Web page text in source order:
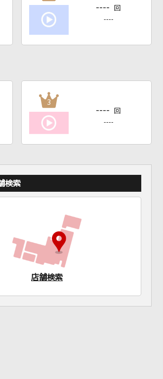
---- 回
----
3
---- 回
----
検索
店舗検索